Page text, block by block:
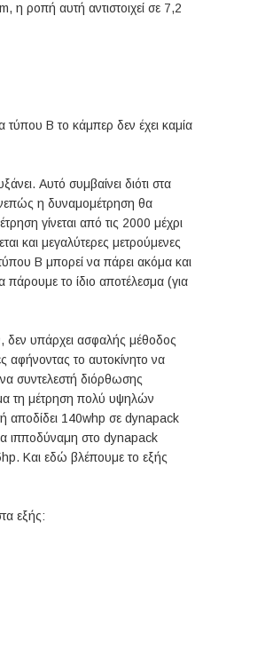
η ροπή αυτή αντιστοιχεί σε 7,2
Β το κάμπερ δεν έχει καμία
Αυτό συμβαίνει διότι στα
η δυναμομέτρηση θα
γίνεται από τις 2000 μέχρι
και μεγαλύτερες μετρούμενες
Β μπορεί να πάρει ακόμα και
το ίδιο αποτέλεσμα (για
δεν υπάρχει ασφαλής μέθοδος
αφήνοντας το αυτοκίνητο να
συντελεστή διόρθωσης
τη μέτρηση πολύ υψηλών
αποδίδει 140whp σε dynapack
ιπποδύναμη στο dynapack
Και εδώ βλέπουμε το εξής
εξής: